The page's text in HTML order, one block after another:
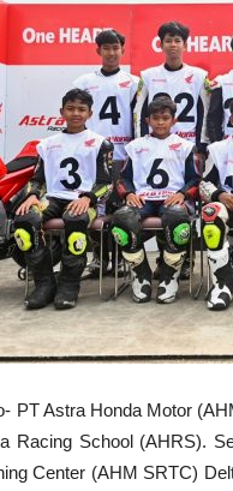
PT Astra Honda Motor
Racing School (AHRS).
Center (AHM SRTC)